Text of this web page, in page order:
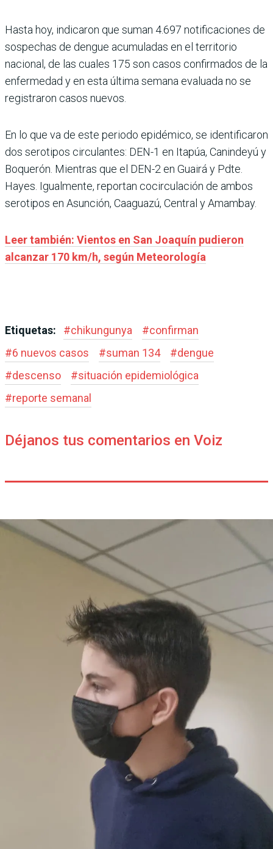
Hasta hoy, indicaron que suman 4.697 notificaciones de
sospechas de dengue acumuladas en el territorio
nacional, de las cuales 175 son casos confirmados de la
enfermedad y en esta última semana evaluada no se
registraron casos nuevos.
En lo que va de este periodo epidémico, se identificaron
dos serotipos circulantes: DEN-1 en Itapúa, Canindeyú y
Boquerón. Mientras que el DEN-2 en Guairá y Pdte.
Hayes. Igualmente, reportan cocirculación de ambos
serotipos en Asunción, Caaguazú, Central y Amambay.
Leer también: Vientos en San Joaquín pudieron
alcanzar 170 km/h, según Meteorología
Etiquetas: #chikungunya #confirman
#6 nuevos casos #suman 134 #dengue
#descenso #situación epidemiológica
#reporte semanal
Déjanos tus comentarios en Voiz